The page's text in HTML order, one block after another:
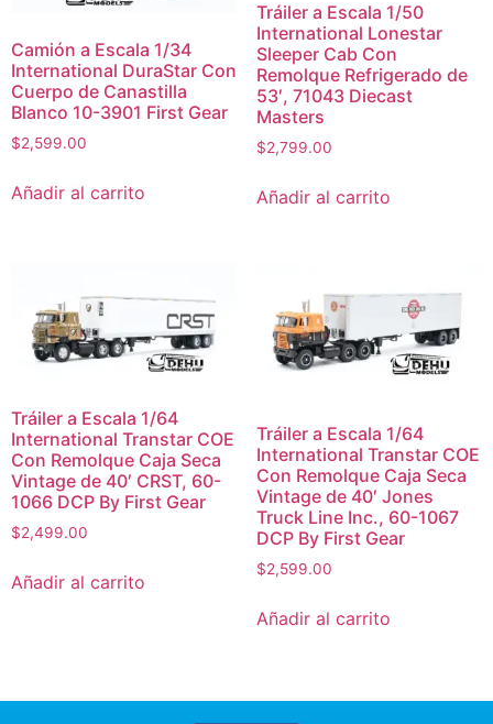
Camión a Escala 1/34
International DuraStar Con
Cuerpo de Canastilla
Blanco 10-3901 First Gear
$2,599.00
Añadir al carrito
Tráiler a Escala 1/50
International Lonestar
Sleeper Cab Con
Remolque Refrigerado de
53′, 71043 Diecast
Masters
$2,799.00
Añadir al carrito
Tráiler a Escala 1/64
International Transtar COE
Con Remolque Caja Seca
Vintage de 40′ CRST, 60-
1066 DCP By First Gear
$2,499.00
Añadir al carrito
Tráiler a Escala 1/64
International Transtar COE
Con Remolque Caja Seca
Vintage de 40′ Jones
Truck Line Inc., 60-1067
DCP By First Gear
$2,599.00
Añadir al carrito